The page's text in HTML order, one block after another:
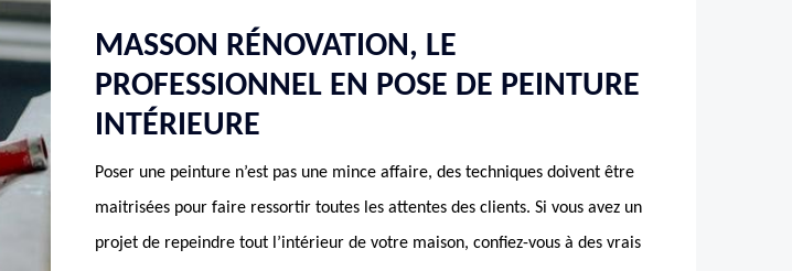
MASSON RÉNOVATION, LE
PROFESSIONNEL EN POSE DE PEINTURE
INTÉRIEURE
Poser une peinture n’est pas une mince affaire, des techniques doivent être
maitrisées pour faire ressortir toutes les attentes des clients. Si vous avez un
projet de repeindre tout l’intérieur de votre maison, confiez-vous à des vrais